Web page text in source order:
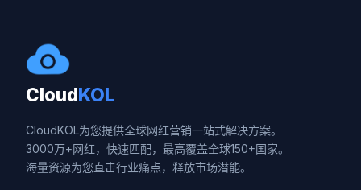
CloudKOL
CloudKOL为您提供全球网红营销一站式解决方案。
3000万+网红，快速匹配，最高覆盖全球150+国家。
海量资源为您直击行业痛点，释放市场潜能。